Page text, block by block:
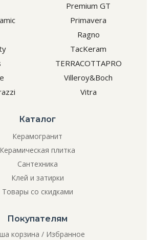
Premium GT
Primavera
Ragno
TacKeram
TERRACOTTAPRO
Villeroy&Boch
Vitra
Каталог
Керамогранит
Керамическая плитка
Сантехника
Клей и затирки
Товары со скидками
Покупателям
корзина / Избранное